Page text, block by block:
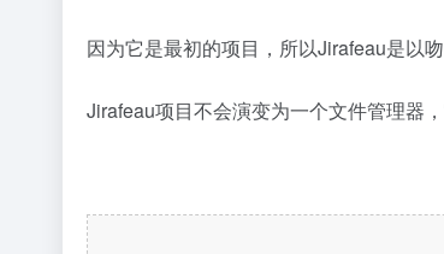
因为它是最初的项目，所以Jirafeau是以
Jirafeau项目不会演变为一个文件管理器